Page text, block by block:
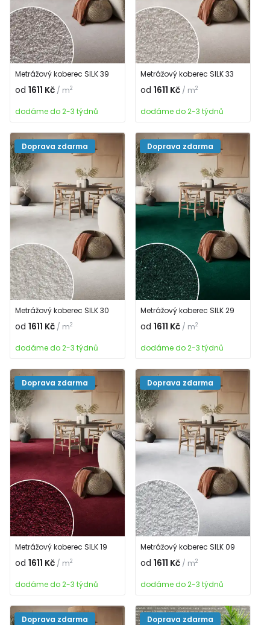
Metrážový koberec SILK 39
od 1611 Kč / m2
dodáme do 2-3 týdnů
Metrážový koberec SILK 33
od 1611 Kč / m2
dodáme do 2-3 týdnů
Metrážový koberec SILK 30
od 1611 Kč / m2
dodáme do 2-3 týdnů
Doprava zdarma
Metrážový koberec SILK 29
od 1611 Kč / m2
dodáme do 2-3 týdnů
Doprava zdarma
Metrážový koberec SILK 19
od 1611 Kč / m2
dodáme do 2-3 týdnů
Doprava zdarma
Metrážový koberec SILK 09
od 1611 Kč / m2
dodáme do 2-3 týdnů
Doprava zdarma
Doprava zdarma Doprava zdarma